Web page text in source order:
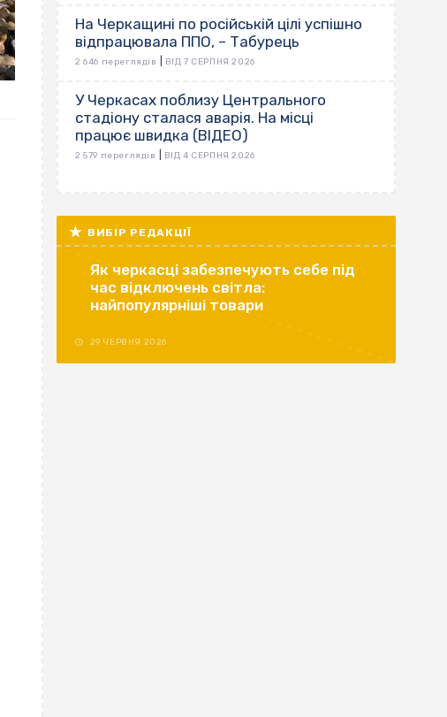
На Черкащині по російській цілі успішно
відпрацювала ППО, – Табурець
2 646 переглядів ВІД 7 СЕРПНЯ 2026
У Черкасах поблизу Центрального
стадіону сталася аварія. На місці
працює швидка (ВІДЕО)
2 579 переглядів ВІД 4 СЕРПНЯ 2026
ВИБІР РЕДАКЦІЇ
Як черкасці забезпечують себе під
час відключень світла:
найпопулярніші товари
29 ЧЕРВНЯ 2026